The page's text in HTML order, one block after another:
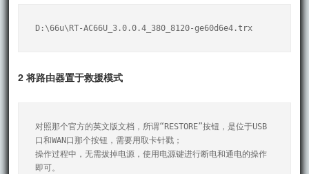
D:\66u\RT-AC66U_3.0.0.4_380_8120-ge60d6e4.trx
2 将路由器置于救援模式
对照那个官方的英文版文档，所谓“RESTORE”按钮，是位于USB
口和WAN口那个按钮，需要用取卡针戳；
操作过程中，无需拔掉电源，使用电源键进行断电和通电的操作
即可。